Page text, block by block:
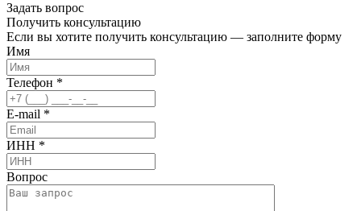
Задать вопрос
Получить консультацию
Если вы хотите получить консультацию — заполните форму
Имя
Телефон *
E-mail *
ИНН *
Вопрос